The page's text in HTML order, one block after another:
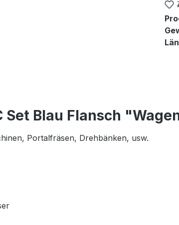
Blau Flansch
Portalfräsen, Drehbänken, usw.